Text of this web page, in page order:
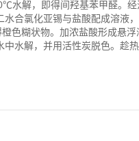
水解，即得间羟基苯甲醛。
水合氯化亚锡与盐酸配成溶
色糊状物。加浓盐酸形成悬
水解，并用活性炭脱色。趁